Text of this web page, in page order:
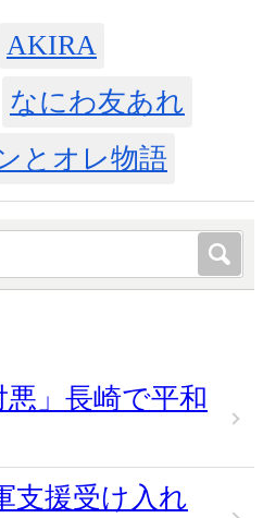
AKIRA
なにわ友あれ
とオレ物語
」長崎で平和
支援受け入れ